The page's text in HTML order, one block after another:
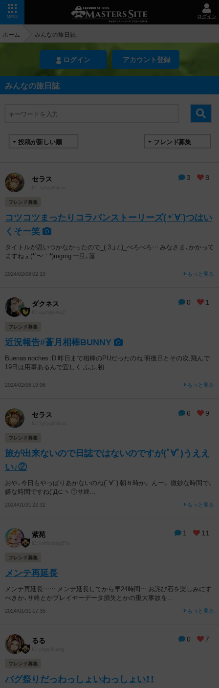
MENU ログイン
ホーム みんなの旅日誌
ログイン アカウント登録
みんなの旅日誌
3 8
セラス
フレンド募集
コツコツまったりコラバンストーリーズ( *´∀`)つはい
くそー笑
タイトルが思いつかなかったので_(:3 」∠)_ぺろぺろ… みなさま、かかって
ますねぇ(*´〜｀*)mgmg 一旦、落...
2024/02/08 02:19 もっと見る
0 1
ダクネス
フレンド募集
近況報告#蒼月相棒BUNNY
Buenas noches :D 昨日まで相棒のPUだったのね 明後日とその次,飛んで
19日は用事あるんで宜しく ふふ,初...
2024/02/06 19:06 もっと見る
6 9
セラス
フレンド募集
旅が出来ないので日誌ではないのですが(ﾟ∀ﾟ)うええ
い♪②
おや、今日もやっぱりあかないのね(ﾟ∀ﾟ) 朝８時か。 んー。 微妙な時間で、
嫌な時間ですね(´Д⊂ヽ ①サ終...
2024/01/31 22:32 もっと見る
1 11
紫苑
フレンド募集
メンテ再延長
メンテ再延長…… メンテ延長してから早24時間… お詫び石を楽しみにす
べきか、サ終とかプレイヤーデータ損失とかの重大事故を...
2024/01/31 17:35 もっと見る
0 7
るる
フレンド募集
バグ祭りだっわっしょいわっしょい！！